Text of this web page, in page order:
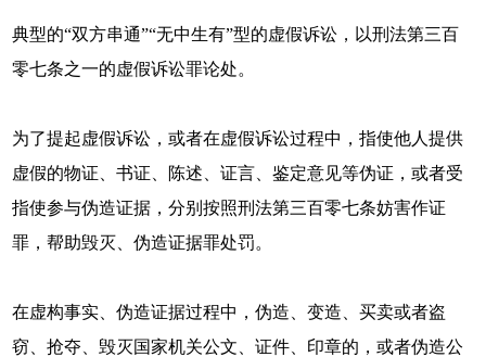
典型的“双方串通”“无中生有”型的虚假诉讼，以刑法第三百
零七条之一的虚假诉讼罪论处。
为了提起虚假诉讼，或者在虚假诉讼过程中，指使他人提供
虚假的物证、书证、陈述、证言、鉴定意见等伪证，或者受
指使参与伪造证据，分别按照刑法第三百零七条妨害作证
罪，帮助毁灭、伪造证据罪处罚。
在虚构事实、伪造证据过程中，伪造、变造、买卖或者盗
窃、抢夺、毁灭国家机关公文、证件、印章的，或者伪造公